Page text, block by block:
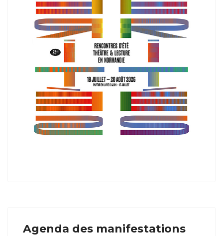
Agenda des manifestations